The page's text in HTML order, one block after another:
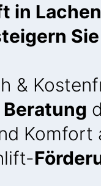
in
&
Komfort